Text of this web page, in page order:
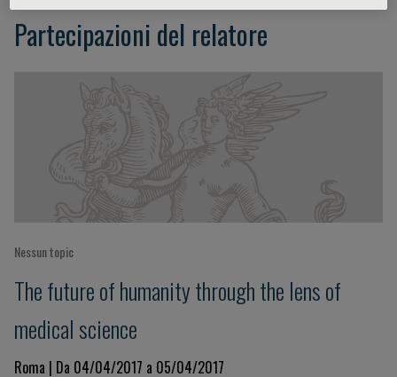
Partecipazioni del relatore
Nessun topic
The future of humanity through the lens of
medical science
Roma | Da 04/04/2017 a 05/04/2017